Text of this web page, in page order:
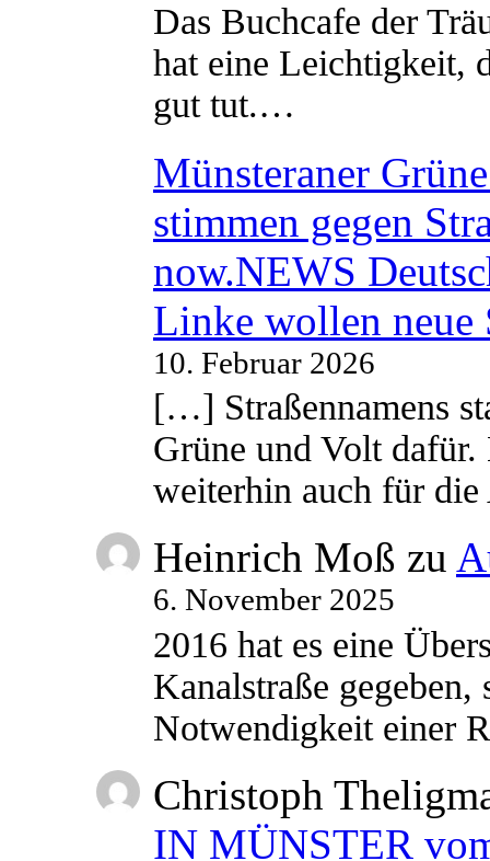
Das Buchcafe der
hat eine Leichtigkeit,
gut tut.…
Münsteraner
stimmen gegen
now.NEWS
Linke wollen neue
10. Februar 2026
[…] Straßennamens
Grüne und Volt
weiterhin auch für
Heinrich Moß zu
6. November 2025
2016 hat es eine
Kanalstraße
Notwendigkeit einer
Christoph
IN MÜNSTER